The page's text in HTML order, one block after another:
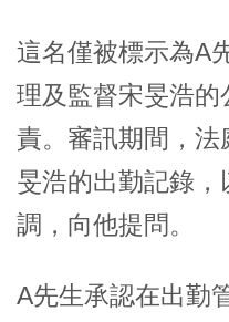
這名僅被標示為A
理及監督宋旻浩的
責。審訊期間，
旻浩的出勤記錄
調，向他提問。
A先生承認在出勤